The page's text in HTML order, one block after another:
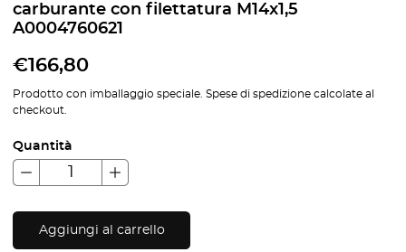
carburante con filettatura M14x1,5
A0004760621
€166,80
Prodotto con imballaggio speciale. Spese di spedizione calcolate al
checkout.
Quantità
Aggiungi al carrello